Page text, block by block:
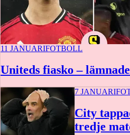
11 JANUARIFOTBOLL
Uniteds fiasko –
7 JANUARI
City
tredje